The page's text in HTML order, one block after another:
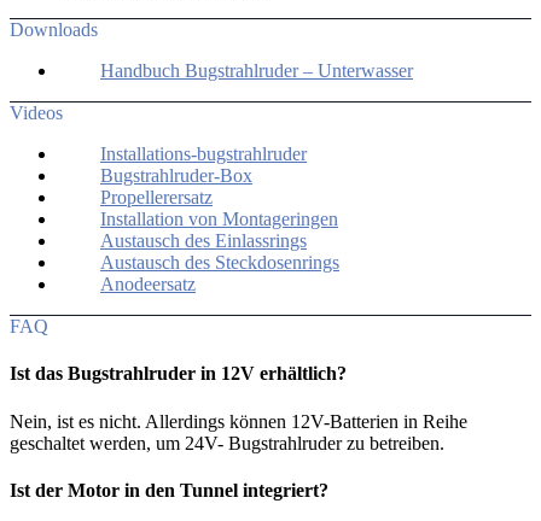
Downloads
Handbuch Bugstrahlruder – Unterwasser
Videos
Installations-bugstrahlruder
Bugstrahlruder-Box
Propellerersatz
Installation von Montageringen
Austausch des Einlassrings
Austausch des Steckdosenrings
Anodeersatz
FAQ
Ist das Bugstrahlruder in 12V erhältlich?
Nein, ist es nicht. Allerdings können 12V-Batterien in Reihe
geschaltet werden, um 24V- Bugstrahlruder zu betreiben.
Ist der Motor in den Tunnel integriert?